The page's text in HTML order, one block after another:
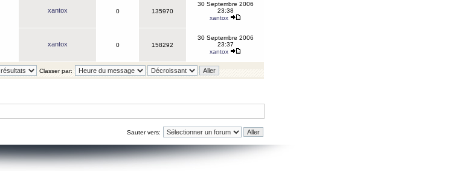
xantox 0 135970
30 Septembre 2006
23:38
xantox
xantox 0 158292
30 Septembre 2006
23:37
xantox
Classer par:
Sauter vers: